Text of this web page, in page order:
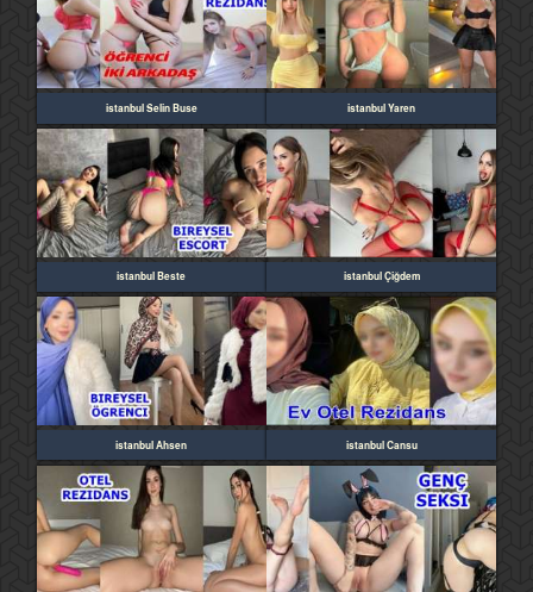
istanbul Selin Buse istanbul Yaren
istanbul Beste istanbul Çiğdem
istanbul Ahsen istanbul Cansu